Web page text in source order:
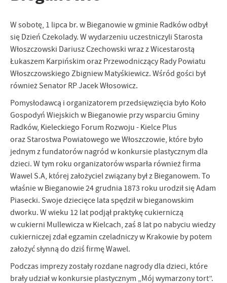
W sobotę, 1 lipca br. w Bieganowie w gminie Radków odbył
się Dzień Czekolady. W wydarzeniu uczestniczyli Starosta
Włoszczowski Dariusz Czechowski wraz z Wicestarostą
Łukaszem Karpińskim oraz Przewodniczący Rady Powiatu
Włoszczowskiego Zbigniew Matyśkiewicz. Wśród gości był
również Senator RP Jacek Włosowicz.
Pomysłodawcą i organizatorem przedsięwzięcia było Koło
Gospodyń Wiejskich w Bieganowie przy wsparciu Gminy
Radków, Kieleckiego Forum Rozwoju - Kielce Plus
oraz Starostwa Powiatowego we Włoszczowie, które było
jednym z fundatorów nagród w konkursie plastycznym dla
dzieci. W tym roku organizatorów wsparła również firma
Wawel S.A, której założyciel związany był z Bieganowem. To
właśnie w Bieganowie 24 grudnia 1873 roku urodził się Adam
Piasecki. Swoje dziecięce lata spędził w bieganowskim
dworku. W wieku 12 lat podjął praktykę cukierniczą
w cukierni Mullewicza w Kielcach, zaś 8 lat po nabyciu wiedzy
cukierniczej zdał egzamin czeladniczy w Krakowie by potem
założyć słynną do dziś firmę Wawel.
Podczas imprezy zostały rozdane nagrody dla dzieci, które
brały udział w konkursie plastycznym „Mój wymarzony tort”.
zapamiętanie wprowadzonych przez Ciebie ustawień oraz
treści.
Dzięki tym plikom cookies możemy zapewnić Ci większy komfort
korzystania z funkcjonalności naszej strony poprzez dopasowanie
jej do Twoich indywidualnych preferencji. Wyrażenie zgody na
funkcjonalne i personalizacyjne pliki cookies gwarantuje
dostępność większej ilości funkcji na stronie.
Więcej
Analityczne
Analityczne pliki cookies pomagają nam rozwijać się i
dostosowywać do Twoich potrzeb.
Cookies analityczne pozwalają na uzyskanie informacji w zakresie
wykorzystywania witryny internetowej, miejsca oraz częstotliwości,
z jaką odwiedzane są nasze serwisy www. Dane pozwalają nam na
ocenę naszych serwisów internetowych pod względem ich
popularności wśród użytkowników. Zgromadzone informacje są
przetwarzane w formie zanonimizowanej. Wyrażenie zgody na
analityczne pliki cookies gwarantuje dostępność wszystkich
funkcjonalności.
Więcej
Reklamowe
Dzięki reklamowym plikom cookies prezentujemy Ci najciekawsze
informacje i aktualności na stronach naszych partnerów.
Promocyjne pliki cookies służą do prezentowania Ci naszych
komunikatów na podstawie analizy Twoich upodobań oraz Twoich
zwyczajów dotyczących przeglądanej witryny internetowej. Treści
promocyjne mogą pojawić się na stronach podmiotów trzecich lub
firm będących naszymi partnerami oraz innych dostawców usług.
Firmy te działają w charakterze pośredników prezentujących nasze
treści w postaci wiadomości, ofert, komunikatów mediów
Więcej